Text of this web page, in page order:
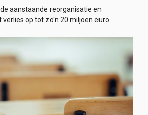
aanstaande reorganisatie en
op tot zo'n 20 miljoen euro.